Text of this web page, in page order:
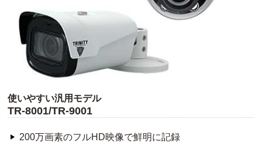
使いやすい汎用モデル
TR-8001/TR-9001
200万画素のフルHD映像で鮮明に記録